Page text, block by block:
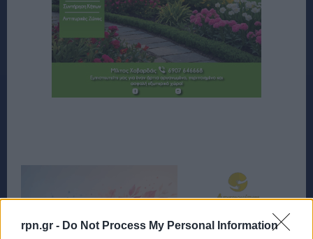
rpn.gr - Do Not Process My Personal Information